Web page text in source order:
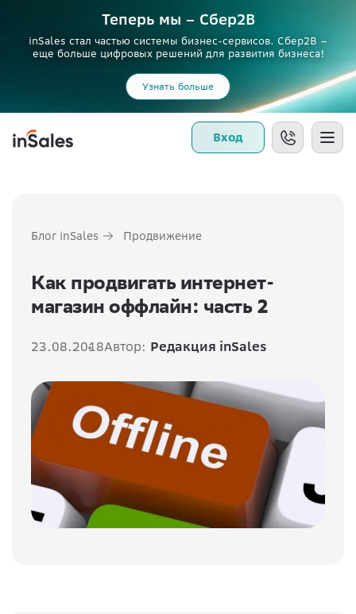
Теперь мы – Сбер2B
inSales стал частью системы бизнес-сервисов. Сбер2В –
еще больше цифровых решений для развития бизнеса!
Узнать больше
Вход
Блог inSales Продвижение
Как продвигать интернет-
магазин оффлайн: часть 2
23.08.2018Автор: Редакция inSales